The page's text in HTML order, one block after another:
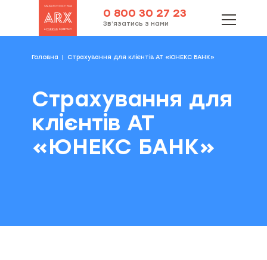
0 800 30 27 23
Зв’язатись з нами
Головна Страхування для клієнтів АТ «ЮНЕКС БАНК»
Страхування для
клієнтів АТ
«ЮНЕКС БАНК»